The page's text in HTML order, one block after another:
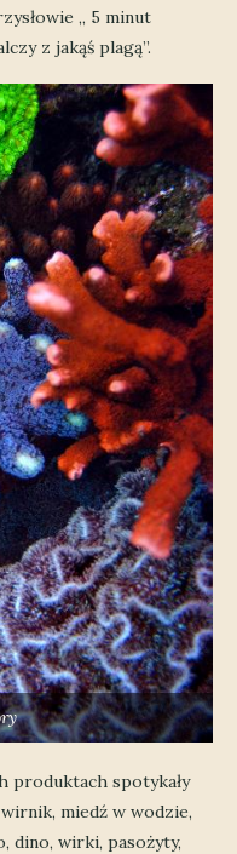
„ 5 minut
z jakąś plagą”.
produktach spotykały
miedź w wodzie,
dino, wirki, pasożyty,